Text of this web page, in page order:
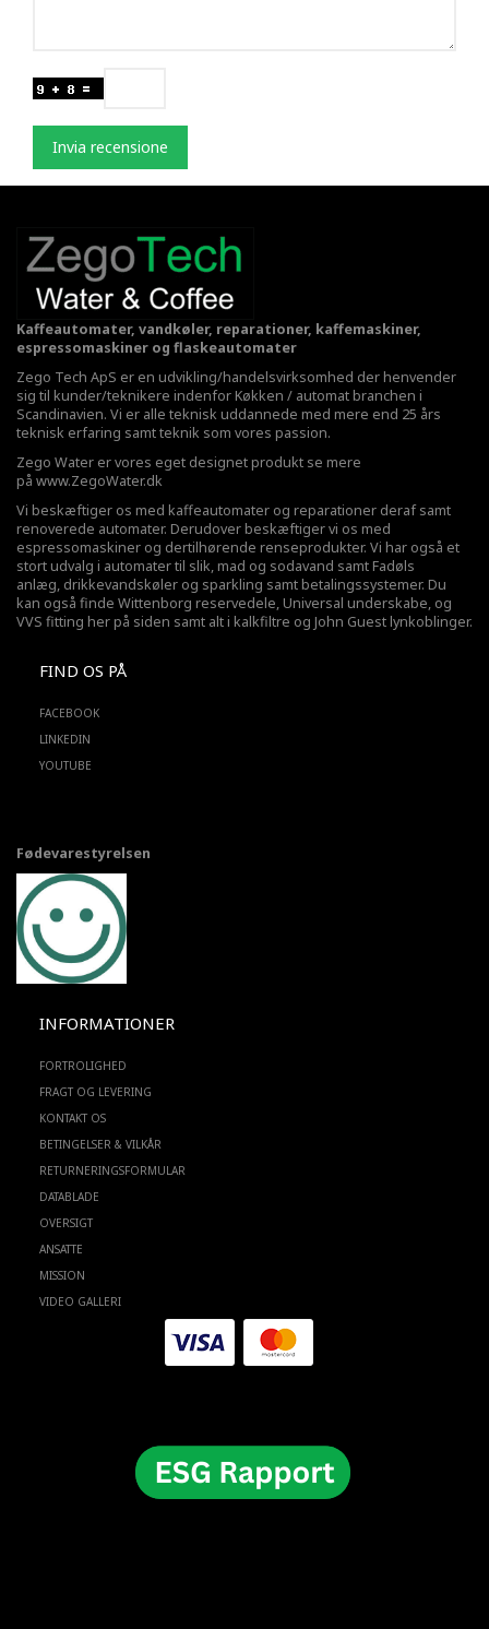
Invia recensione
Kaffeautomater, vandkøler, reparationer, kaffemaskiner,
espressomaskiner og flaskeautomater
Zego Tech ApS er en udvikling/handelsvirksomhed der henvender
sig til kunder/teknikere indenfor Køkken / automat branchen i
Scandinavien. Vi er alle teknisk uddannede med mere end 25 års
teknisk erfaring samt teknik som vores passion.
Zego Water er vores eget designet produkt se mere
på www.ZegoWater.dk
Vi beskæftiger os med kaffeautomater og reparationer deraf samt
renoverede automater. Derudover beskæftiger vi os med
espressomaskiner og dertilhørende renseprodukter. Vi har også et
stort udvalg i automater til slik, mad og sodavand samt Fadøls
anlæg, drikkevandskøler og sparkling samt betalingssystemer. Du
kan også finde Wittenborg reservedele, Universal underskabe, og
VVS fitting her på siden samt alt i kalkfiltre og John Guest lynkoblinger.
FIND OS PÅ
FACEBOOK
LINKEDIN
YOUTUBE
Fødevarestyrelsen
INFORMATIONER
FORTROLIGHED
FRAGT OG LEVERING
KONTAKT OS
BETINGELSER & VILKÅR
RETURNERINGSFORMULAR
DATABLADE
OVERSIGT
ANSATTE
MISSION
VIDEO GALLERI